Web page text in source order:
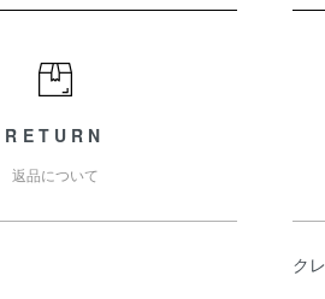
RETURN
返品について
ク